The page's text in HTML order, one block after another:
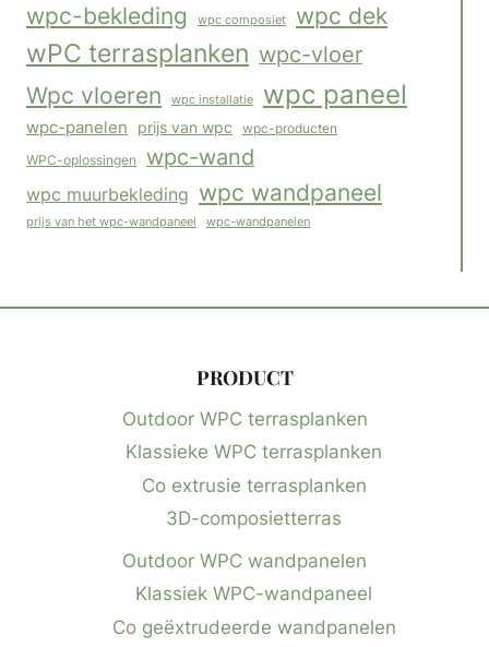
wpc-bekleding wpc composiet wpc dek
wPC terrasplanken wpc-vloer
Wpc vloeren wpc installatie wpc paneel
wpc-panelen prijs van wpc wpc-producten
WPC-oplossingen wpc-wand
wpc muurbekleding wpc wandpaneel
prijs van het wpc-wandpaneel wpc-wandpanelen
PRODUCT
Outdoor WPC terrasplanken
Klassieke WPC terrasplanken
Co extrusie terrasplanken
3D-composietterras
Outdoor WPC wandpanelen
Klassiek WPC-wandpaneel
Co geëxtrudeerde wandpanelen